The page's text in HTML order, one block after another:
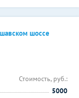
шоссе
Стоимость, руб.:
5000